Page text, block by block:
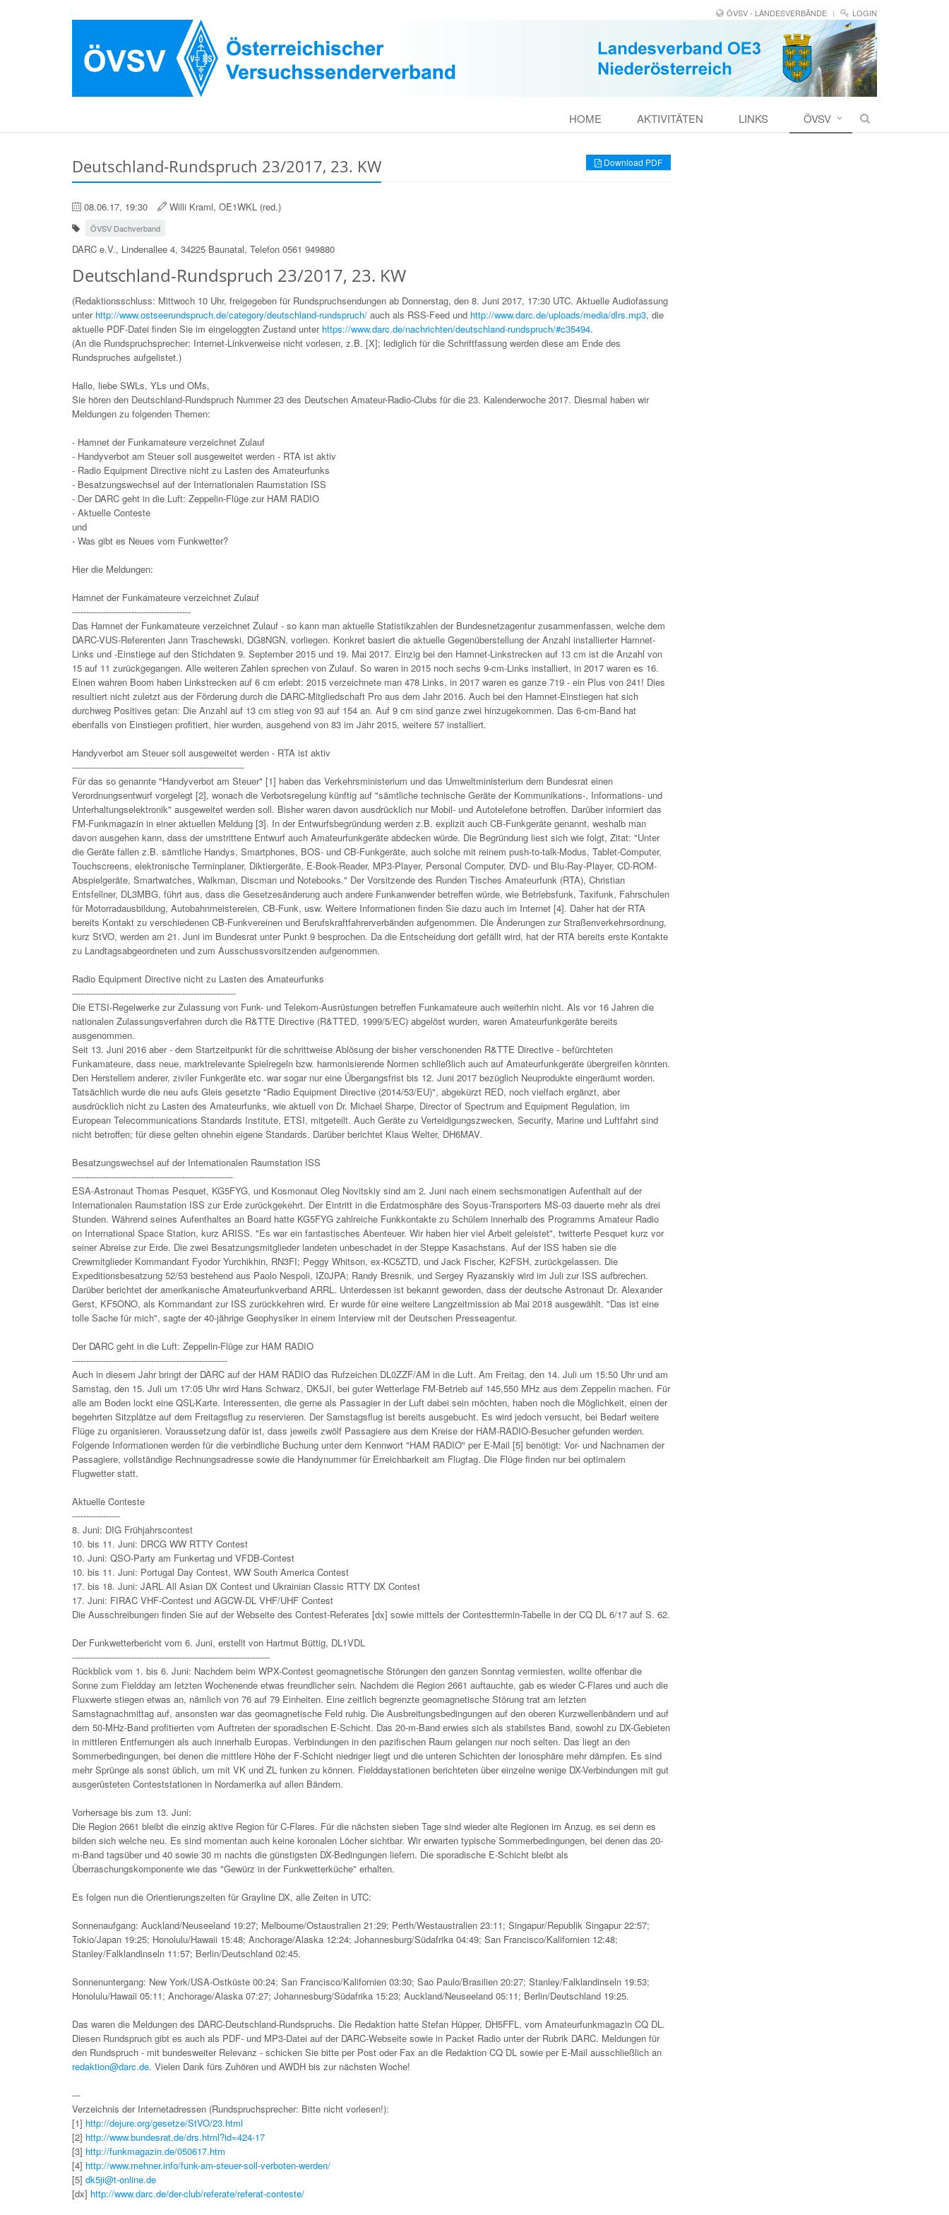
ÖVSV - LANDESVERBÄNDE LOGIN
HOME AKTIVITÄTEN LINKS ÖVSV
Download PDF
Deutschland-Rundspruch 23/2017, 23. KW
08.06.17, 19:30 Willi Kraml, OE1WKL (red.)
ÖVSV Dachverband
DARC e.V., Lindenallee 4, 34225 Baunatal, Telefon 0561 949880
Deutschland-Rundspruch 23/2017, 23. KW
(Redaktionsschluss: Mittwoch 10 Uhr, freigegeben für Rundspruchsendungen ab Donnerstag, den 8. Juni 2017, 17:30 UTC. Aktuelle Audiofassung
unter http://www.ostseerundspruch.de/category/deutschland-rundspruch/ auch als RSS-Feed und http://www.darc.de/uploads/media/dlrs.mp3, die
aktuelle PDF-Datei finden Sie im eingeloggten Zustand unter https://www.darc.de/nachrichten/deutschland-rundspruch/#c35494.
(An die Rundspruchsprecher: Internet-Linkverweise nicht vorlesen, z.B. [X]; lediglich für die Schriftfassung werden diese am Ende des
Rundspruches aufgelistet.)
Hallo, liebe SWLs, YLs und OMs,
Sie hören den Deutschland-Rundspruch Nummer 23 des Deutschen Amateur-Radio-Clubs für die 23. Kalenderwoche 2017. Diesmal haben wir
Meldungen zu folgenden Themen:
- Hamnet der Funkamateure verzeichnet Zulauf
- Handyverbot am Steuer soll ausgeweitet werden - RTA ist aktiv
- Radio Equipment Directive nicht zu Lasten des Amateurfunks
- Besatzungswechsel auf der Internationalen Raumstation ISS
- Der DARC geht in die Luft: Zeppelin-Flüge zur HAM RADIO
- Aktuelle Conteste
und
- Was gibt es Neues vom Funkwetter?
Hier die Meldungen:
Hamnet der Funkamateure verzeichnet Zulauf
------------------------------------------
Das Hamnet der Funkamateure verzeichnet Zulauf - so kann man aktuelle Statistikzahlen der Bundesnetzagentur zusammenfassen, welche dem
DARC-VUS-Referenten Jann Traschewski, DG8NGN, vorliegen. Konkret basiert die aktuelle Gegenüberstellung der Anzahl installierter Hamnet-
Links und -Einstiege auf den Stichdaten 9. September 2015 und 19. Mai 2017. Einzig bei den Hamnet-Linkstrecken auf 13 cm ist die Anzahl von
15 auf 11 zurückgegangen. Alle weiteren Zahlen sprechen von Zulauf. So waren in 2015 noch sechs 9-cm-Links installiert, in 2017 waren es 16.
Einen wahren Boom haben Linkstrecken auf 6 cm erlebt: 2015 verzeichnete man 478 Links, in 2017 waren es ganze 719 - ein Plus von 241! Dies
resultiert nicht zuletzt aus der Förderung durch die DARC-Mitgliedschaft Pro aus dem Jahr 2016. Auch bei den Hamnet-Einstiegen hat sich
durchweg Positives getan: Die Anzahl auf 13 cm stieg von 93 auf 154 an. Auf 9 cm sind ganze zwei hinzugekommen. Das 6-cm-Band hat
ebenfalls von Einstiegen profitiert, hier wurden, ausgehend von 83 im Jahr 2015, weitere 57 installiert.
Handyverbot am Steuer soll ausgeweitet werden - RTA ist aktiv
-------------------------------------------------------------
Für das so genannte "Handyverbot am Steuer" [1] haben das Verkehrsministerium und das Umweltministerium dem Bundesrat einen
Verordnungsentwurf vorgelegt [2], wonach die Verbotsregelung künftig auf "sämtliche technische Geräte der Kommunikations-, Informations- und
Unterhaltungselektronik" ausgeweitet werden soll. Bisher waren davon ausdrücklich nur Mobil- und Autotelefone betroffen. Darüber informiert das
FM-Funkmagazin in einer aktuellen Meldung [3]. In der Entwurfsbegründung werden z.B. explizit auch CB-Funkgeräte genannt, weshalb man
davon ausgehen kann, dass der umstrittene Entwurf auch Amateurfunkgeräte abdecken würde. Die Begründung liest sich wie folgt, Zitat: "Unter
die Geräte fallen z.B. sämtliche Handys, Smartphones, BOS- und CB-Funkgeräte, auch solche mit reinem push-to-talk-Modus, Tablet-Computer,
Touchscreens, elektronische Terminplaner, Diktiergeräte, E-Book-Reader, MP3-Player, Personal Computer, DVD- und Blu-Ray-Player, CD-ROM-
Abspielgeräte, Smartwatches, Walkman, Discman und Notebooks." Der Vorsitzende des Runden Tisches Amateurfunk (RTA), Christian
Entsfellner, DL3MBG, führt aus, dass die Gesetzesänderung auch andere Funkanwender betreffen würde, wie Betriebsfunk, Taxifunk, Fahrschulen
für Motorradausbildung, Autobahnmeistereien, CB-Funk, usw. Weitere Informationen finden Sie dazu auch im Internet [4]. Daher hat der RTA
bereits Kontakt zu verschiedenen CB-Funkvereinen und Berufskraftfahrerverbänden aufgenommen. Die Änderungen zur Straßenverkehrsordnung,
kurz StVO, werden am 21. Juni im Bundesrat unter Punkt 9 besprochen. Da die Entscheidung dort gefällt wird, hat der RTA bereits erste Kontakte
zu Landtagsabgeordneten und zum Ausschussvorsitzenden aufgenommen.
Radio Equipment Directive nicht zu Lasten des Amateurfunks
----------------------------------------------------------
Die ETSI-Regelwerke zur Zulassung von Funk- und Telekom-Ausrüstungen betreffen Funkamateure auch weiterhin nicht. Als vor 16 Jahren die
nationalen Zulassungsverfahren durch die R&TTE Directive (R&TTED, 1999/5/EC) abgelöst wurden, waren Amateurfunkgeräte bereits
ausgenommen.
Seit 13. Juni 2016 aber - dem Startzeitpunkt für die schrittweise Ablösung der bisher verschonenden R&TTE Directive - befürchteten
Funkamateure, dass neue, marktrelevante Spielregeln bzw. harmonisierende Normen schließlich auch auf Amateurfunkgeräte übergreifen könnten.
Den Herstellern anderer, ziviler Funkgeräte etc. war sogar nur eine Übergangsfrist bis 12. Juni 2017 bezüglich Neuprodukte eingeräumt worden.
Tatsächlich wurde die neu aufs Gleis gesetzte "Radio Equipment Directive (2014/53/EU)", abgekürzt RED, noch vielfach ergänzt, aber
ausdrücklich nicht zu Lasten des Amateurfunks, wie aktuell von Dr. Michael Sharpe, Director of Spectrum and Equipment Regulation, im
European Telecommunications Standards Institute, ETSI, mitgeteilt. Auch Geräte zu Verteidigungszwecken, Security, Marine und Luftfahrt sind
nicht betroffen; für diese gelten ohnehin eigene Standards. Darüber berichtet Klaus Welter, DH6MAV.
Besatzungswechsel auf der Internationalen Raumstation ISS
---------------------------------------------------------
ESA-Astronaut Thomas Pesquet, KG5FYG, und Kosmonaut Oleg Novitskiy sind am 2. Juni nach einem sechsmonatigen Aufenthalt auf der
Internationalen Raumstation ISS zur Erde zurückgekehrt. Der Eintritt in die Erdatmosphäre des Soyus-Transporters MS-03 dauerte mehr als drei
Stunden. Während seines Aufenthaltes an Board hatte KG5FYG zahlreiche Funkkontakte zu Schülern innerhalb des Programms Amateur Radio
on International Space Station, kurz ARISS. "Es war ein fantastisches Abenteuer. Wir haben hier viel Arbeit geleistet", twitterte Pesquet kurz vor
seiner Abreise zur Erde. Die zwei Besatzungsmitglieder landeten unbeschadet in der Steppe Kasachstans. Auf der ISS haben sie die
Crewmitglieder Kommandant Fyodor Yurchikhin, RN3FI; Peggy Whitson, ex-KC5ZTD, und Jack Fischer, K2FSH, zurückgelassen. Die
Expeditionsbesatzung 52/53 bestehend aus Paolo Nespoli, IZ0JPA; Randy Bresnik, und Sergey Ryazanskiy wird im Juli zur ISS aufbrechen.
Darüber berichtet der amerikanische Amateurfunkverband ARRL. Unterdessen ist bekannt geworden, dass der deutsche Astronaut Dr. Alexander
Gerst, KF5ONO, als Kommandant zur ISS zurückkehren wird. Er wurde für eine weitere Langzeitmission ab Mai 2018 ausgewählt. "Das ist eine
tolle Sache für mich", sagte der 40-jährige Geophysiker in einem Interview mit der Deutschen Presseagentur.
Der DARC geht in die Luft: Zeppelin-Flüge zur HAM RADIO
-------------------------------------------------------
Auch in diesem Jahr bringt der DARC auf der HAM RADIO das Rufzeichen DL0ZZF/AM in die Luft. Am Freitag, den 14. Juli um 15:50 Uhr und am
Samstag, den 15. Juli um 17:05 Uhr wird Hans Schwarz, DK5JI, bei guter Wetterlage FM-Betrieb auf 145,550 MHz aus dem Zeppelin machen. Für
alle am Boden lockt eine QSL-Karte. Interessenten, die gerne als Passagier in der Luft dabei sein möchten, haben noch die Möglichkeit, einen der
begehrten Sitzplätze auf dem Freitagsflug zu reservieren. Der Samstagsflug ist bereits ausgebucht. Es wird jedoch versucht, bei Bedarf weitere
Flüge zu organisieren. Voraussetzung dafür ist, dass jeweils zwölf Passagiere aus dem Kreise der HAM-RADIO-Besucher gefunden werden.
Folgende Informationen werden für die verbindliche Buchung unter dem Kennwort "HAM RADIO" per E-Mail [5] benötigt: Vor- und Nachnamen der
Passagiere, vollständige Rechnungsadresse sowie die Handynummer für Erreichbarkeit am Flugtag. Die Flüge finden nur bei optimalem
Flugwetter statt.
Aktuelle Conteste
-----------------
8. Juni: DIG Frühjahrscontest
10. bis 11. Juni: DRCG WW RTTY Contest
10. Juni: QSO-Party am Funkertag und VFDB-Contest
10. bis 11. Juni: Portugal Day Contest, WW South America Contest
17. bis 18. Juni: JARL All Asian DX Contest und Ukrainian Classic RTTY DX Contest
17. Juni: FIRAC VHF-Contest und AGCW-DL VHF/UHF Contest
Die Ausschreibungen finden Sie auf der Webseite des Contest-Referates [dx] sowie mittels der Contesttermin-Tabelle in der CQ DL 6/17 auf S. 62.
Der Funkwetterbericht vom 6. Juni, erstellt von Hartmut Büttig, DL1VDL
----------------------------------------------------------------------
Rückblick vom 1. bis 6. Juni: Nachdem beim WPX-Contest geomagnetische Störungen den ganzen Sonntag vermiesten, wollte offenbar die
Sonne zum Fieldday am letzten Wochenende etwas freundlicher sein. Nachdem die Region 2661 auftauchte, gab es wieder C-Flares und auch die
Fluxwerte stiegen etwas an, nämlich von 76 auf 79 Einheiten. Eine zeitlich begrenzte geomagnetische Störung trat am letzten
Samstagnachmittag auf, ansonsten war das geomagnetische Feld ruhig. Die Ausbreitungsbedingungen auf den oberen Kurzwellenbändern und auf
dem 50-MHz-Band profitierten vom Auftreten der sporadischen E-Schicht. Das 20-m-Band erwies sich als stabilstes Band, sowohl zu DX-Gebieten
in mittleren Entfernungen als auch innerhalb Europas. Verbindungen in den pazifischen Raum gelangen nur noch selten. Das liegt an den
Sommerbedingungen, bei denen die mittlere Höhe der F-Schicht niedriger liegt und die unteren Schichten der Ionosphäre mehr dämpfen. Es sind
mehr Sprünge als sonst üblich, um mit VK und ZL funken zu können. Fielddaystationen berichteten über einzelne wenige DX-Verbindungen mit gut
ausgerüsteten Conteststationen in Nordamerika auf allen Bändern.
Vorhersage bis zum 13. Juni:
Die Region 2661 bleibt die einzig aktive Region für C-Flares. Für die nächsten sieben Tage sind wieder alte Regionen im Anzug, es sei denn es
bilden sich welche neu. Es sind momentan auch keine koronalen Löcher sichtbar. Wir erwarten typische Sommerbedingungen, bei denen das 20-
m-Band tagsüber und 40 sowie 30 m nachts die günstigsten DX-Bedingungen liefern. Die sporadische E-Schicht bleibt als
Überraschungskomponente wie das "Gewürz in der Funkwetterküche" erhalten.
Es folgen nun die Orientierungszeiten für Grayline DX, alle Zeiten in UTC:
Sonnenaufgang: Auckland/Neuseeland 19:27; Melbourne/Ostaustralien 21:29; Perth/Westaustralien 23:11; Singapur/Republik Singapur 22:57;
Tokio/Japan 19:25; Honolulu/Hawaii 15:48; Anchorage/Alaska 12:24; Johannesburg/Südafrika 04:49; San Francisco/Kalifornien 12:48;
Stanley/Falklandinseln 11:57; Berlin/Deutschland 02:45.
Sonnenuntergang: New York/USA-Ostküste 00:24; San Francisco/Kalifornien 03:30; Sao Paulo/Brasilien 20:27; Stanley/Falklandinseln 19:53;
Honolulu/Hawaii 05:11; Anchorage/Alaska 07:27; Johannesburg/Südafrika 15:23; Auckland/Neuseeland 05:11; Berlin/Deutschland 19:25.
Das waren die Meldungen des DARC-Deutschland-Rundspruchs. Die Redaktion hatte Stefan Hüpper, DH5FFL, vom Amateurfunkmagazin CQ DL.
Diesen Rundspruch gibt es auch als PDF- und MP3-Datei auf der DARC-Webseite sowie in Packet Radio unter der Rubrik DARC. Meldungen für
den Rundspruch - mit bundesweiter Relevanz - schicken Sie bitte per Post oder Fax an die Redaktion CQ DL sowie per E-Mail ausschließlich an
redaktion@darc.de. Vielen Dank fürs Zuhören und AWDH bis zur nächsten Woche!
---
Verzeichnis der Internetadressen (Rundspruchsprecher: Bitte nicht vorlesen!):
[1] http://dejure.org/gesetze/StVO/23.html
[2] http://www.bundesrat.de/drs.html?id=424-17
[3] http://funkmagazin.de/050617.htm
[4] http://www.mehner.info/funk-am-steuer-soll-verboten-werden/
[5] dk5ji@t-online.de
[dx] http://www.darc.de/der-club/referate/referat-conteste/